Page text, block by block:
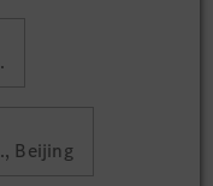
Beijing